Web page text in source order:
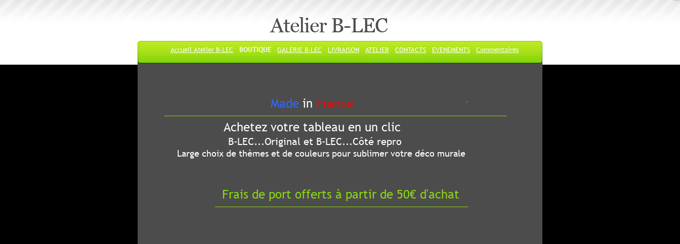
Atelier B-LEC
Accueil Atelier B-LEC BOUTIQUE GALERIE B-LEC LIVRAISON ATELIER CONTACTS EVENEMENTS Commentaires
Made in France
Achetez votre tableau en un clic
B-LEC...Original et B-LEC...Côté repro
Large choix de thèmes et de couleurs pour sublimer votre déco murale
Frais de port offerts à partir de 50€ d'achat